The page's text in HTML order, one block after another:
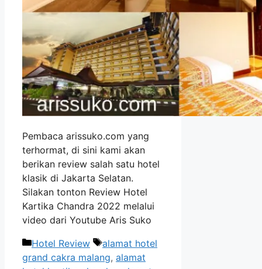
Pembaca arissuko.com yang
terhormat, di sini kami akan
berikan review salah satu hotel
klasik di Jakarta Selatan.
Silakan tonton Review Hotel
Kartika Chandra 2022 melalui
video dari Youtube Aris Suko
Categories
Hotel Review Tags
alamat hotel
grand cakra malang, alamat